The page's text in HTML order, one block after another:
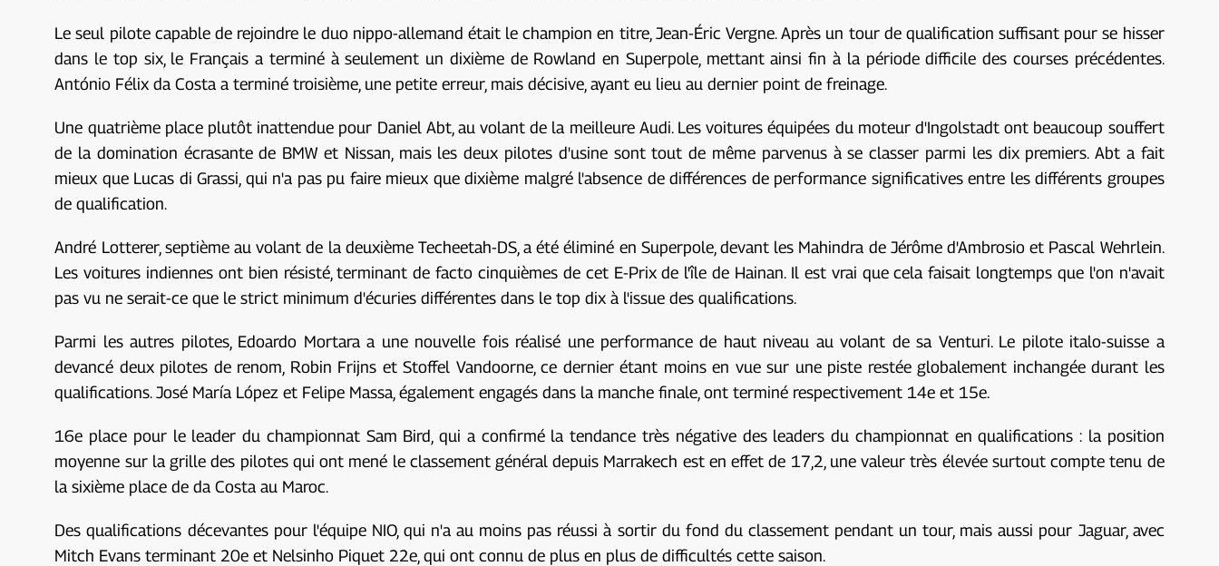
Le seul pilote capable de rejoindre le duo nippo-allemand était le champion en titre, Jean-Éric Vergne. Après un tour de qualification suffisant pour se hisser
dans le top six, le Français a terminé à seulement un dixième de Rowland en Superpole, mettant ainsi fin à la période difficile des courses précédentes.
António Félix da Costa a terminé troisième, une petite erreur, mais décisive, ayant eu lieu au dernier point de freinage.
Une quatrième place plutôt inattendue pour Daniel Abt, au volant de la meilleure Audi. Les voitures équipées du moteur d'Ingolstadt ont beaucoup souffert
de la domination écrasante de BMW et Nissan, mais les deux pilotes d'usine sont tout de même parvenus à se classer parmi les dix premiers. Abt a fait
mieux que Lucas di Grassi, qui n'a pas pu faire mieux que dixième malgré l'absence de différences de performance significatives entre les différents groupes
de qualification.
André Lotterer, septième au volant de la deuxième Techeetah-DS, a été éliminé en Superpole, devant les Mahindra de Jérôme d'Ambrosio et Pascal Wehrlein.
Les voitures indiennes ont bien résisté, terminant de facto cinquièmes de cet E-Prix de l'île de Hainan. Il est vrai que cela faisait longtemps que l'on n'avait
pas vu ne serait-ce que le strict minimum d'écuries différentes dans le top dix à l'issue des qualifications.
Parmi les autres pilotes, Edoardo Mortara a une nouvelle fois réalisé une performance de haut niveau au volant de sa Venturi. Le pilote italo-suisse a
devancé deux pilotes de renom, Robin Frijns et Stoffel Vandoorne, ce dernier étant moins en vue sur une piste restée globalement inchangée durant les
qualifications. José María López et Felipe Massa, également engagés dans la manche finale, ont terminé respectivement 14e et 15e.
16e place pour le leader du championnat Sam Bird, qui a confirmé la tendance très négative des leaders du championnat en qualifications : la position
moyenne sur la grille des pilotes qui ont mené le classement général depuis Marrakech est en effet de 17,2, une valeur très élevée surtout compte tenu de
la sixième place de da Costa au Maroc.
Des qualifications décevantes pour l'équipe NIO, qui n'a au moins pas réussi à sortir du fond du classement pendant un tour, mais aussi pour Jaguar, avec
Mitch Evans terminant 20e et Nelsinho Piquet 22e, qui ont connu de plus en plus de difficultés cette saison.